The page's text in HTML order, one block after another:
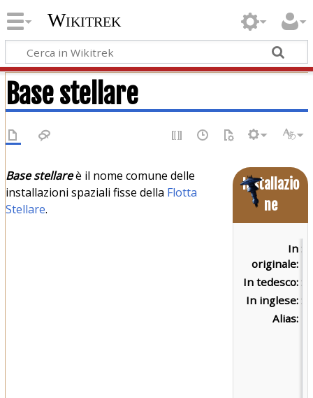
Wikitrek
Base stellare
Installazio
ne
In
originale:
In tedesco:
In inglese:
Alias:
Base stellareè il nome comune delle
installazioni spaziali fisse della Flotta
Stellare.